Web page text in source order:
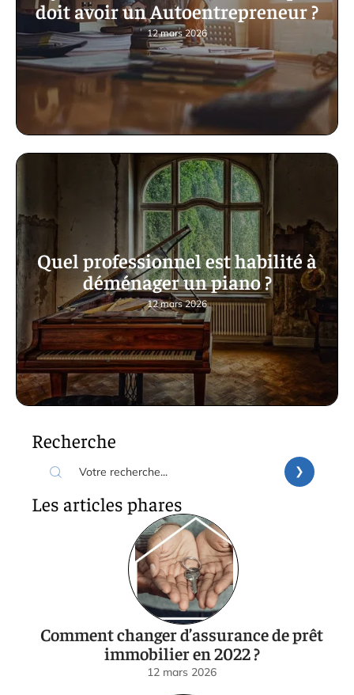
doit avoir un Autoentrepreneur ?
12 mars 2026
Quel professionnel est habilité à
déménager un piano ?
12 mars 2026
Recherche
Les articles phares
Comment changer d’assurance de prêt
immobilier en 2022 ?
12 mars 2026